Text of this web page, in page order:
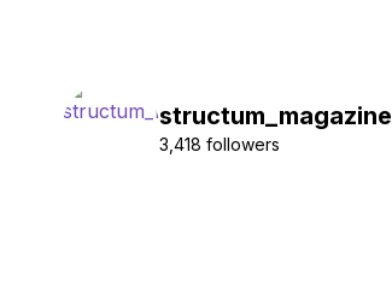
structum_magazine
3,418 followers